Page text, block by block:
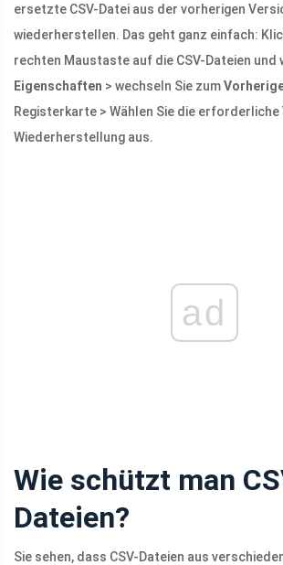
ersetzte CSV-Datei aus der vorherigen
wiederherstellen. Das geht ganz einfach:
rechten Maustaste auf die CSV-Dateien und
Eigenschaften > wechseln Sie zum
Registerkarte > Wählen Sie die erforderliche
Wiederherstellung aus.
ad
Wie schützt man
Dateien?
Sie sehen, dass CSV-Dateien aus